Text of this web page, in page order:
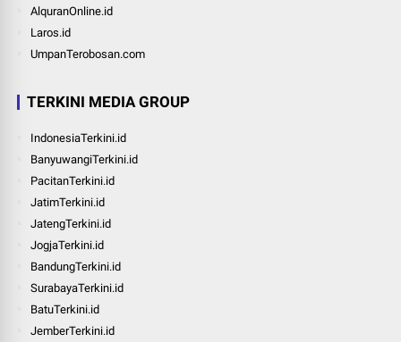
AlquranOnline.id
Laros.id
UmpanTerobosan.com
TERKINI MEDIA GROUP
IndonesiaTerkini.id
BanyuwangiTerkini.id
PacitanTerkini.id
JatimTerkini.id
JatengTerkini.id
JogjaTerkini.id
BandungTerkini.id
SurabayaTerkini.id
BatuTerkini.id
JemberTerkini.id